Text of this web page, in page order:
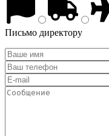
Письмо директору